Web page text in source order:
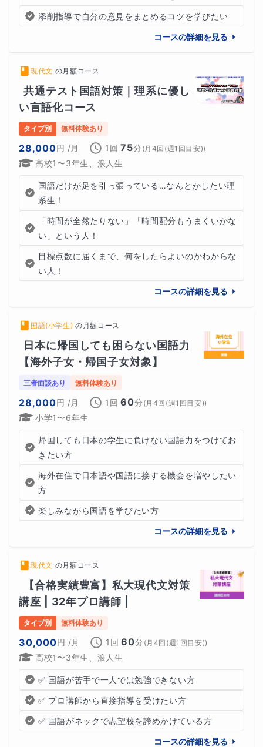
添削指導で自分の意見をまとめるコツを学びたい
コースの詳細を見る
現代文 の月額コース
共通テスト国語対策｜理系に優し
い言語化コース
タイプ別 無料体験あり
28,000円 /月 1回 75分 ( 月4回(週1回目安))
高校1〜3年生、浪人生
国語だけが足を引っ張っている…なんとかしたい理
系生！
「時間が全然たりない」「時間配分もうまくいかな
い」という人！
目標点数に届くまで、何をしたらよいのかわからな
い人！
コースの詳細を見る
国語(小学生) の 月額コース
日本に帰国しても困らない国語力
【海外子女・帰国子女対象】
三者面談あり 無料体験あり
28,000円 /月 1回 60分 ( 月4回(週1回目安))
小学1〜6年生
帰国しても日本の学生に負けない国語力をつけてお
きたい方
海外在住で日本語や国語に接する機会を増やしたい
方
楽しみながら国語を学びたい方
コースの詳細を見る
現代文 の月額コース
【合格実績豊富】私大現代文対策
講座 | 32年プロ講師 |
タイプ別 無料体験あり
30,000円 /月 1回 60分 ( 月4回(週1回目安))
高校1〜3年生、浪人生
✅ 国語が苦手で一人では勉強できない方
✅ プロ講師から直接指導を受けたい方
✅ 国語がネックで志望校を諦めかけている方
コースの詳細を見る